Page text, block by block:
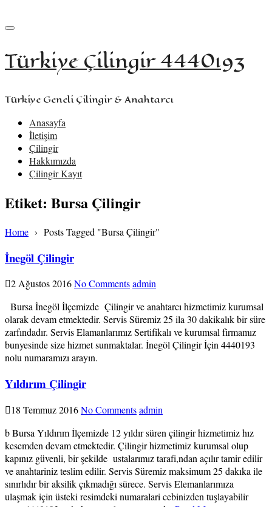
Türkiye Çilingir 4440193
Türkiye Geneli Çilingir & Anahtarcı
Anasayfa
İletişim
Çilingir
Hakkımızda
Çilingir Kayıt
Etiket: Bursa Çilingir
Home › Posts Tagged "Bursa Çilingir"
İnegöl Çilingir
2 Ağustos 2016No Commentsadmin
Bursa İnegöl İlçemizde Çilingir ve anahtarcı hizmetimiz kurumsal
olarak devam etmektedir. Servis Süremiz 25 ila 30 dakikalık bir süre
zarfındadır. Servis Elamanlarımız Sertifikalı ve kurumsal firmamız
bunyesinde size hizmet sunmaktalar. İnegöl Çilingir İçin 4440193
nolu numaramızı arayın.
Yıldırım Çilingir
18 Temmuz 2016No Commentsadmin
b Bursa Yıldırım İlçemizde 12 yıldır süren çilingir hizmetimiz hız
kesemden devam etmektedir. Çilingir hizmetimiz kurumsal olup
kapınız güvenli, bir şekilde ustalarımız tarafi,ndan açılır tamir edilir
ve anahtariniz teslim edilir. Servis Süremiz maksimum 25 dakıka ile
sınırlıdır bir aksilik çıkmadığı sürece. Servis Elemanlarımıza
ulaşmak için üsteki resimdeki numaralari cebinizden tuşlayabilir